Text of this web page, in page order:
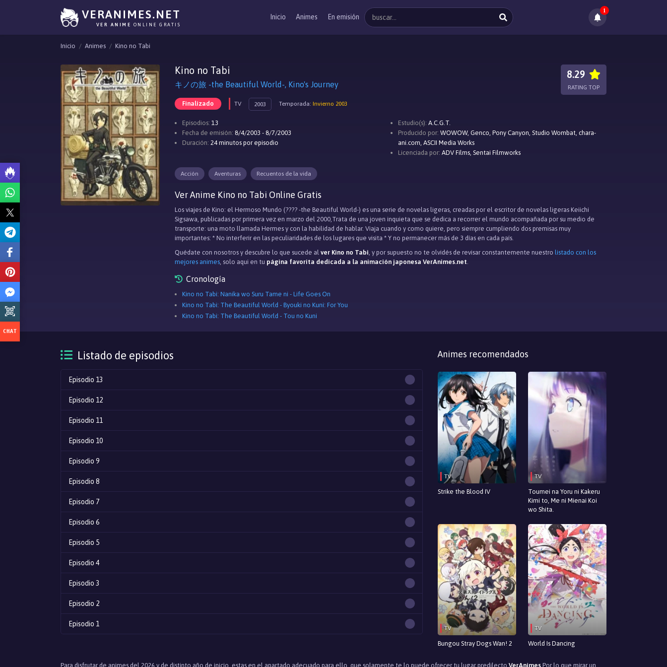
VERANIMES.NET
VER ANIME ONLINE GRATIS
Inicio Animes En emisión
1
Inicio Animes Kino no Tabi
Kino no Tabi
キノの旅 -the Beautiful World-, Kino's Journey
Finalizado TV 2003 Temporada: Invierno 2003
8.29
RATING TOP
Episodios: 13
Fecha de emisión: 8/4/2003 - 8/7/2003
Duración: 24 minutos por episodio
Estudio(s): A.C.G.T.
Producido por: WOWOW, Genco, Pony Canyon, Studio Wombat, chara-
ani.com, ASCII Media Works
Licenciada por: ADV Films, Sentai Filmworks
Acción Aventuras Recuentos de la vida
Ver Anime Kino no Tabi Online Gratis
Los viajes de Kino: el Hermoso Mundo (???? -the Beautiful World-) es una serie de novelas ligeras, creadas por el escritor de novelas ligeras Keiichi
Sigsawa, publicadas por primera vez en marzo del 2000,Trata de una joven inquieta que se dedica a recorrer el mundo acompañada por su medio de
transporte: una moto llamada Hermes y con la habilidad de hablar. Viaja cuando y como quiere, pero siempre cumpliendo dos premisas muy
importantes: * No interferir en las peculiaridades de los lugares que visita * Y no permanecer más de 3 días en cada país.
Quédate con nosotros y descubre lo que sucede al ver Kino no Tabi, y por supuesto no te olvidés de revisar constantemente nuestro listado con los
mejores animes, solo aqui en tu página favorita dedicada a la animación japonesa VerAnimes.net.
Cronología
Kino no Tabi: Nanika wo Suru Tame ni - Life Goes On
Kino no Tabi: The Beautiful World - Byouki no Kuni: For You
Kino no Tabi: The Beautiful World - Tou no Kuni
Listado de episodios
Episodio 13
Episodio 12
Episodio 11
Episodio 10
Episodio 9
Episodio 8
Episodio 7
Episodio 6
Episodio 5
Episodio 4
Episodio 3
Episodio 2
Episodio 1
Animes recomendados
TV
Strike the Blood IV
TV
Toumei na Yoru ni Kakeru
Kimi to, Me ni Mienai Koi
wo Shita.
TV
Bungou Stray Dogs Wan! 2
TV
World Is Dancing
Para disfrutar de animes del 2026 y de distinto año de inicio, estas en el apartado adecuado para ello, que solamente te lo puede ofrecer tu lugar predilecto VerAnimes Por lo que mirar un